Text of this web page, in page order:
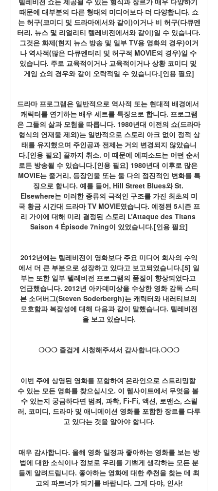
때문에 대부분의 다른 형태의 미디어보다 더 다양합니다. 쇼
는 허구(코미디 및 드라마에서와 같이)이거나 비 허구(다큐멘
터리, 뉴스 및 리얼리티 텔레비전에서와 같이)일 수 있습니다.
그것은 화제(현지 뉴스 방송 및 일부 TV용 영화의 경우)이거
나 역사적(많은 다큐멘터리 및 허구적 MOVIE의 경우)일 수
있습니다. 주로 교육적이거나 교육적이거나 상황 코미디 및
게임 쇼의 경우와 같이 오락적일 수 있습니다.[인용 필요]
드라마 프로그램은 일반적으로 역사적 또는 현대적 배경에서
캐릭터를 연기하는 배우 세트를 특징으로 합니다. 프로그램
은 그들의 삶과 모험을 따릅니다. 1980년대 이전의 쇼(드라마
형식의 연재물 제외)는 일반적으로 스토리 아크 없이 정적 상
태를 유지했으며 주인공과 전제는 거의 변경되지 않았습니
다.[인용 필요] 끝까지 취소. 이 때문에 에피소드는 어떤 순서
로든 방송될 수 있습니다.[인용 필요] 1980년대 이후로 많은
MOVIE는 줄거리, 등장인물 또는 둘 다의 점진적인 변화를 특
징으로 합니다. 예를 들어, Hill Street Blues와 St.
Elsewhere는 이러한 종류의 극적인 구조를 가진 최초의 미
국 황금 시간대 드라마 TV MOVIE였습니다. 예정된 5시즌 프
리 가이에 대해 미리 결정된 스토리 L’Attaque des Titans
Saison 4 Épisode 7ning이 있었습니다.[인용 필요]
2012년에는 텔레비전이 영화보다 주요 미디어 회사의 수익
에서 더 큰 부분으로 성장하고 있다고 보고되었습니다.[5] 일
부는 또한 일부 텔레비전 프로그램의 품질이 향상되었다고
언급했습니다. 2012년 아카데미상을 수상한 영화 감독 스티
븐 소더버그(Steven Soderbergh)는 캐릭터와 내러티브의
모호함과 복잡성에 대해 다음과 같이 말했습니다. 텔레비전
을 보고 있습니다.
❍❍❍ 즐겁게 시청해주셔서 감사합니다.❍❍❍
이번 주에 상영된 영화를 포함하여 온라인으로 스트리밍할
수 있는 모든 영화를 찾으십시오. 이 웹사이트에서 무엇을 볼
수 있는지 궁금하다면 범죄, 과학, Fi-Fi, 액션, 로맨스, 스릴
러, 코미디, 드라마 및 애니메이션 영화를 포함한 장르를 다루
고 있다는 것을 알아야 합니다.
매우 감사합니다. 올해 영화 일정과 좋아하는 영화를 보는 방
법에 대한 소식이나 정보로 우리를 기쁘게 생각하는 모든 분
들께 알려드립니다. 좋아하는 영화에 대한 추천을 찾는 데 최
고의 파트너가 되기를 바랍니다. 그게 다야, 인사!